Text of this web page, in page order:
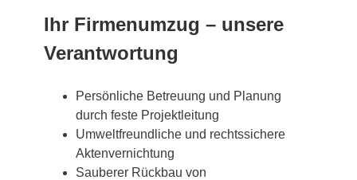
Ihr Firmenumzug – unsere
Verantwortung
Persönliche Betreuung und Planung
durch feste Projektleitung
Umweltfreundliche und rechtssichere
Aktenvernichtung
Sauberer Rückbau von